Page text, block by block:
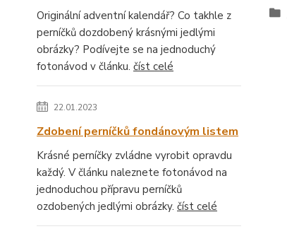
Originální adventní kalendář? Co takhle z
perníčků dozdobený krásnými jedlými
obrázky? Podívejte se na jednoduchý
fotonávod v článku. číst celé
22.01.2023
Zdobení perníčků fondánovým listem
Krásné perníčky zvládne vyrobit opravdu
každý. V článku naleznete fotonávod na
jednoduchou přípravu perníčků
ozdobených jedlými obrázky. číst celé